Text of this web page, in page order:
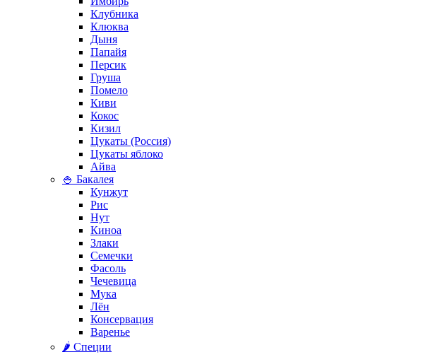
Клубника
Клюква
Дыня
Папайя
Персик
Груша
Помело
Киви
Кокос
Кизил
Цукаты (Россия)
Цукаты яблоко
Айва
🍚 Бакалея
Кунжут
Рис
Нут
Киноа
Злаки
Семечки
Фасоль
Чечевица
Мука
Лён
Консервация
Варенье
🌶️ Специи